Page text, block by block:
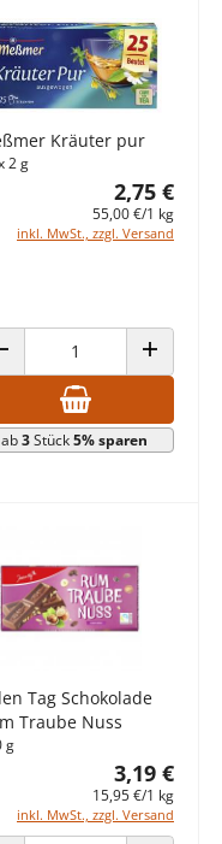
Kräuter pur
2 g
2,75 €
55,00 €/1 kg
inkl. MwSt., zzgl. Versand
ANZAHL VERRINGERN ANZAHL
ab3Stück5% sparen
Tag Schokolade
Traube Nuss
g
3,19 €
15,95 €/1 kg
inkl. MwSt., zzgl. Versand